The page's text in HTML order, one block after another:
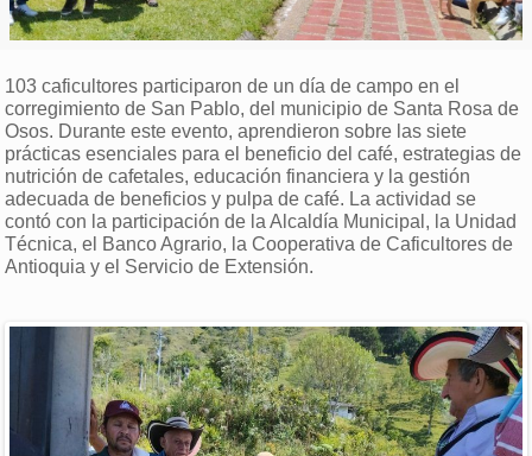
103 caficultores participaron de un día de campo en el
corregimiento de San Pablo, del municipio de Santa Rosa de
Osos. Durante este evento, aprendieron sobre las siete
prácticas esenciales para el beneficio del café, estrategias de
nutrición de cafetales, educación financiera y la gestión
adecuada de beneficios y pulpa de café. La actividad se
contó con la participación de la Alcaldía Municipal, la Unidad
Técnica, el Banco Agrario, la Cooperativa de Caficultores de
Antioquia y el Servicio de Extensión.